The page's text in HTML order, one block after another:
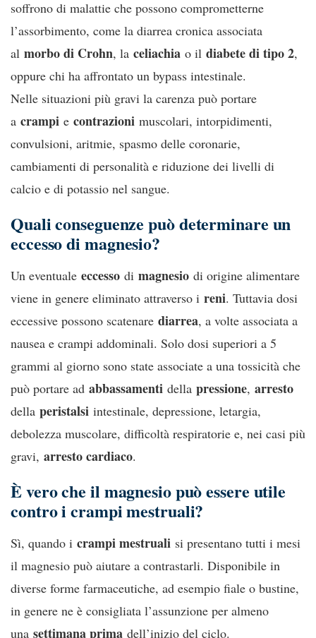
soffrono di malattie che possono comprometterne
l’assorbimento, come la diarrea cronica associata
al morbo di Crohn, la celiachia o il diabete di tipo 2,
oppure chi ha affrontato un bypass intestinale.
Nelle situazioni più gravi la carenza può portare
a crampi e contrazioni muscolari, intorpidimenti,
convulsioni, aritmie, spasmo delle coronarie,
cambiamenti di personalità e riduzione dei livelli di
calcio e di potassio nel sangue.
Quali conseguenze può determinare un
eccesso di magnesio?
Un eventuale eccesso di magnesio di origine alimentare
viene in genere eliminato attraverso i reni. Tuttavia dosi
eccessive possono scatenare diarrea, a volte associata a
nausea e crampi addominali. Solo dosi superiori a 5
grammi al giorno sono state associate a una tossicità che
può portare ad abbassamenti della pressione, arresto
della peristalsi intestinale, depressione, letargia,
debolezza muscolare, difficoltà respiratorie e, nei casi più
gravi, arresto cardiaco.
È vero che il magnesio può essere utile
contro i crampi mestruali?
Sì, quando i crampi mestruali si presentano tutti i mesi
il magnesio può aiutare a contrastarli. Disponibile in
diverse forme farmaceutiche, ad esempio fiale o bustine,
in genere ne è consigliata l’assunzione per almeno
una settimana prima dell’inizio del ciclo.